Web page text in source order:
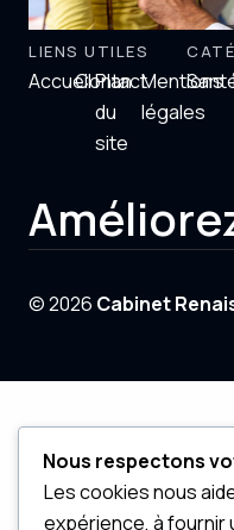
LIENS UTILES
AccueilContact
Plan
du
site
Mentions
légales
© 2026 Cabinet
Nous respectons
Les cookies nous
expérience, à fournir